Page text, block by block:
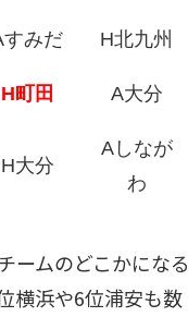
すみだ H北九州
H町田 A大分
H大分
Aしなが
わ
ームのどこかになる
横浜や6位浦安も数